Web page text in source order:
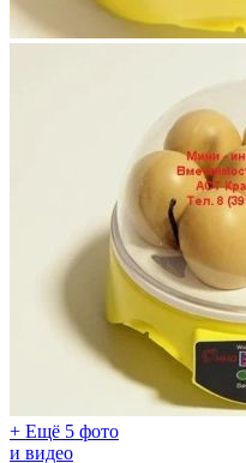
+ Ещё 5 фото
и видео